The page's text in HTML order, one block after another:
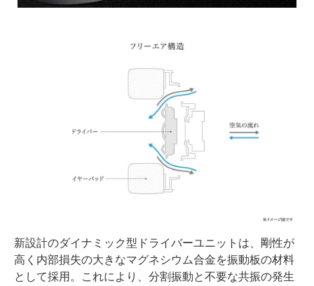
新設計のダイナミック型ドライバーユニットは、剛性が
高く内部損失の大きなマグネシウム合金を振動板の材料
として採用。これにより、分割振動と不要な共振の発生